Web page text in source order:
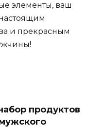
элементы, ваш
и прекрасным
продуктов